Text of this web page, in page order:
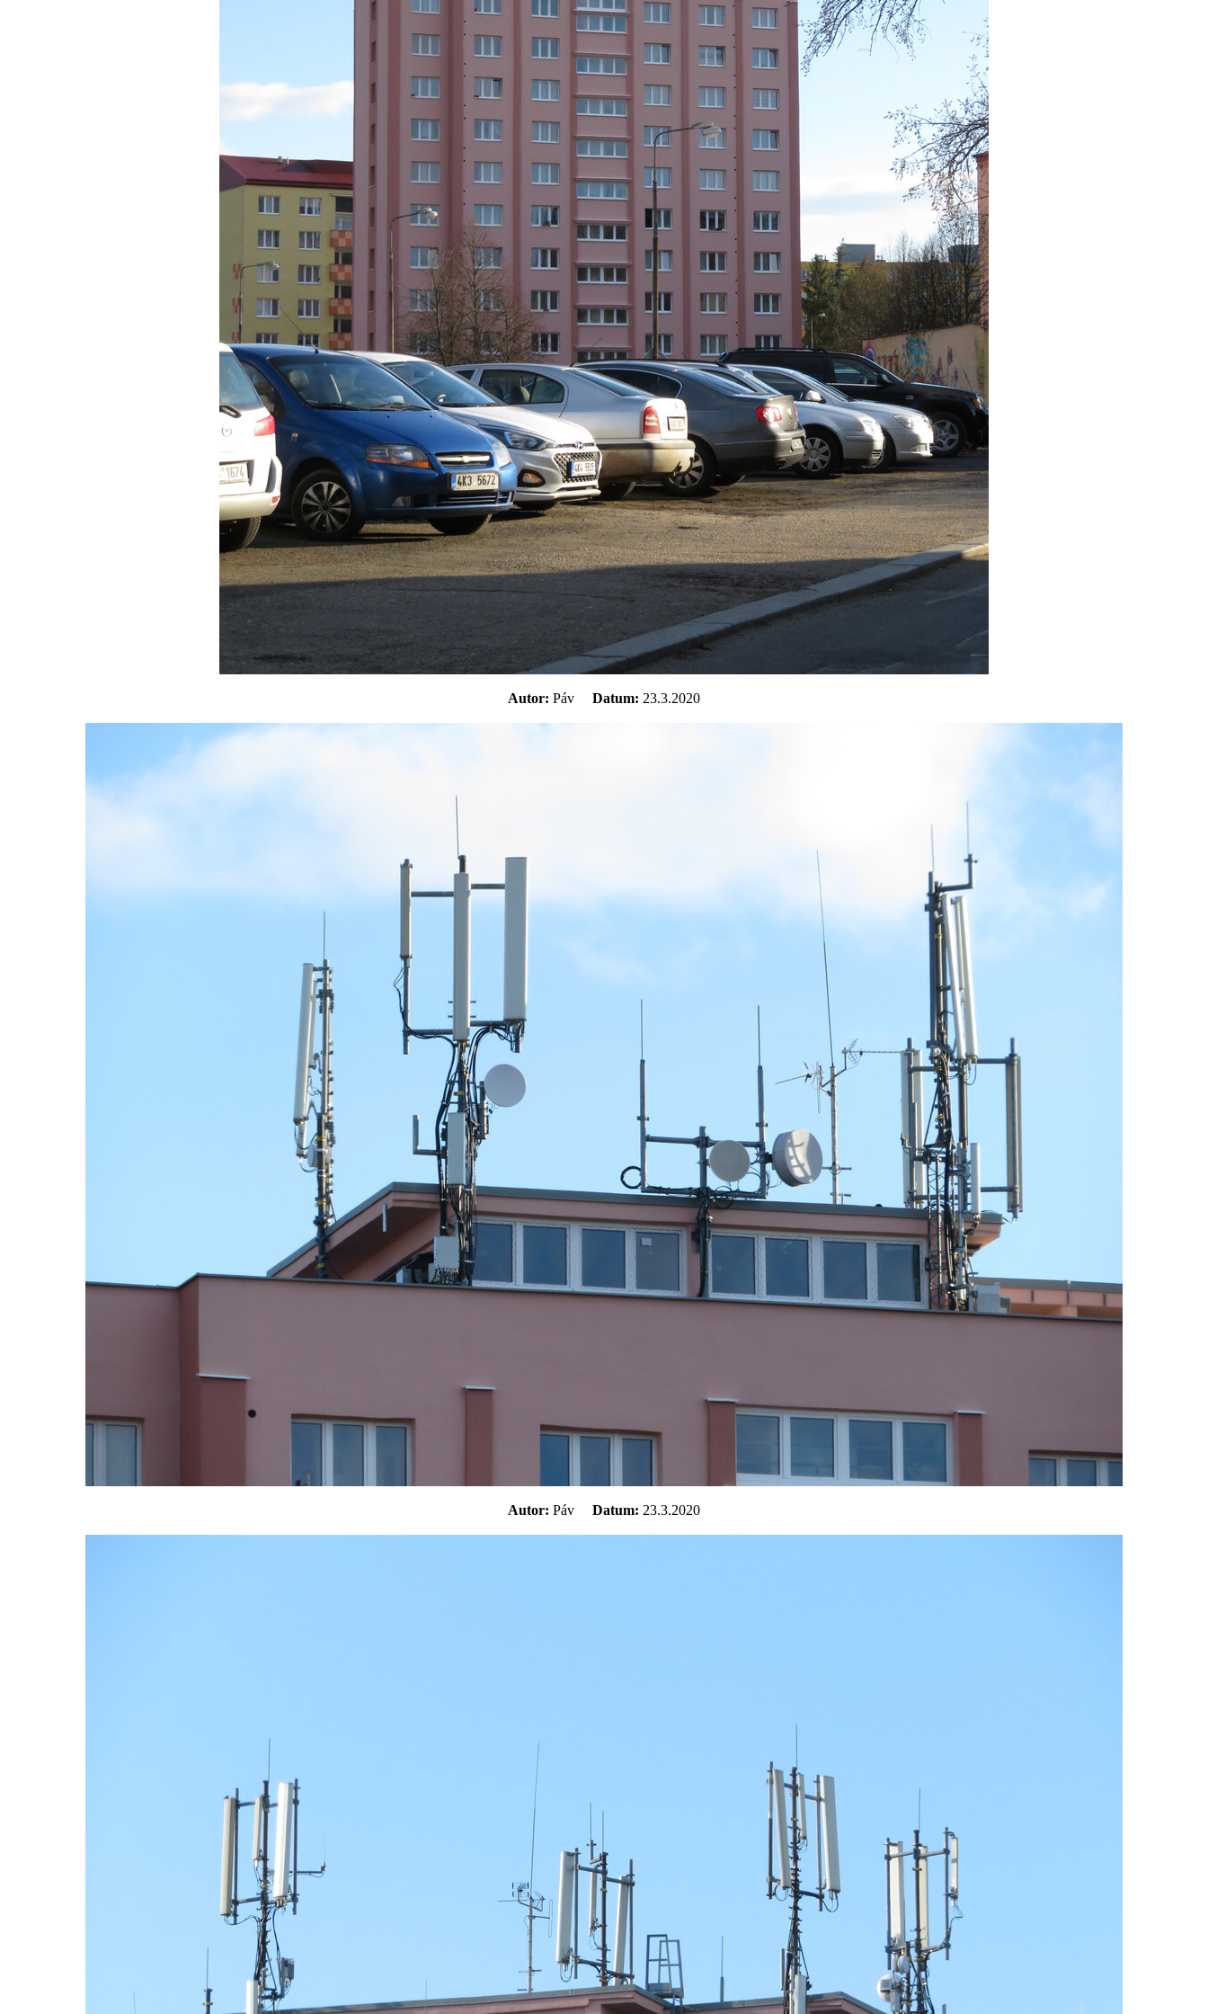
Autor: Páv Datum: 23.3.2020
Autor: Páv Datum: 23.3.2020